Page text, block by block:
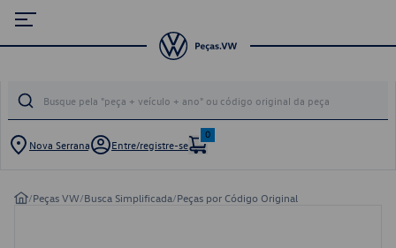
Nova Serrana Entre/registre-se
0
/Peças VW/Busca Simplificada/Peças por Código Original